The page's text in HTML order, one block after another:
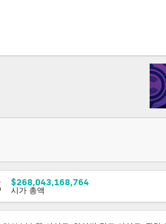
$268,043,168,764
시가 총액